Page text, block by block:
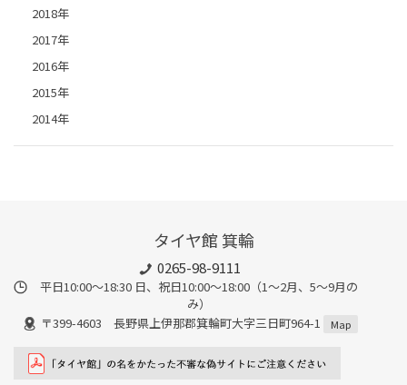
2018年
2017年
2016年
2015年
2014年
タイヤ館 箕輪
0265-98-9111
平日10:00～18:30 日、祝日10:00～18:00（1～2月、5～9月の
み）
〒399-4603 長野県上伊那郡箕輪町大字三日町964-1
Map